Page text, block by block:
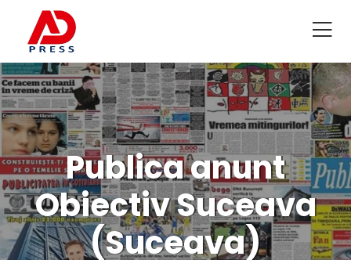
Publica anunt
Obiectiv Suceava
(Suceava)